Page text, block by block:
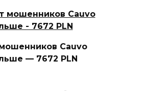
Cauvo
— 7672 PLN